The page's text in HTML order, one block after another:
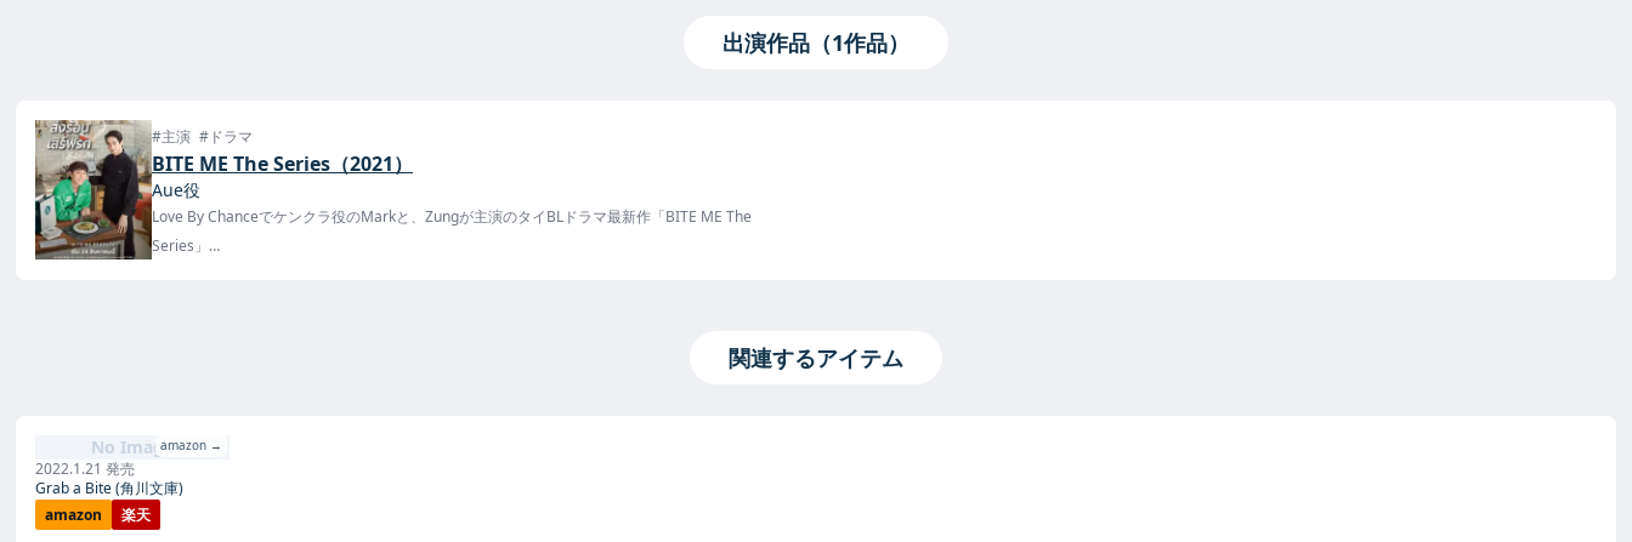
出演作品（1作品）
#主演 #ドラマ
BITE ME The Series（2021）
Aue役
Love By Chanceでケンクラ役のMarkと、Zungが主演のタイBLドラマ最新作「BITE ME The
Series」
関連するアイテム
No Imageamazon →
2022.1.21 発売
Grab a Bite (角川文庫)
amazon
楽天